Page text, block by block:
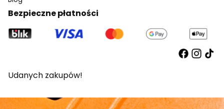
Bezpieczne płatności
Udanych zakupów!